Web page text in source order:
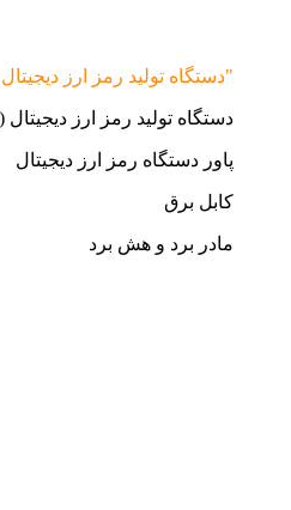
"دستگاه تولید رمز ارز
دستگاه تولید رمز ارز دیجیتال
پاور دستگاه رمز ارز دیجیتال
کابل برق
مادر برد و هش برد